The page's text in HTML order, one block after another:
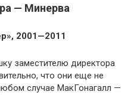
— Минерва
2001—2011
заместителю директора
что они еще не
случае МакГонагалл —